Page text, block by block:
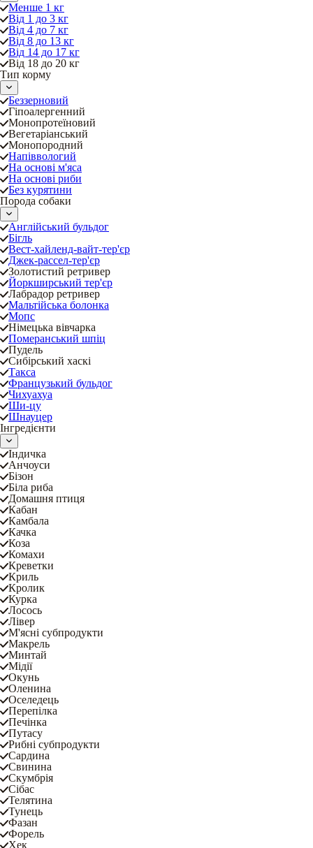
Менше 1 кг
Від 1 до 3 кг
Від 4 до 7 кг
Від 8 до 13 кг
Від 14 до 17 кг
Від 18 до 20 кг
Тип корму
Беззерновий
Гіпоалергенний
Монопротеїновий
Вегетаріанський
Монопородний
Напіввологий
На основі м'яса
На основі риби
Без курятини
Порода собаки
Англійський бульдог
Бігль
Вест-хайленд-вайт-тер'єр
Джек-рассел-тер'єр
Золотистий ретривер
Йоркширський тер'єр
Лабрадор ретривер
Мальтійська болонка
Мопс
Німецька вівчарка
Померанський шпіц
Пудель
Сибірський хаскі
Такса
Французький бульдог
Чихуахуа
Ши-цу
Шнауцер
Інгредієнти
Індичка
Анчоуси
Бізон
Біла риба
Домашня птиця
Кабан
Камбала
Качка
Коза
Комахи
Креветки
Криль
Кролик
Курка
Лосось
Лівер
М'ясні субпродукти
Макрель
Минтай
Мідії
Окунь
Оленина
Оселедець
Перепілка
Печінка
Путасу
Рибні субпродукти
Сардина
Свинина
Скумбрія
Сібас
Телятина
Тунець
Фазан
Форель
Хек